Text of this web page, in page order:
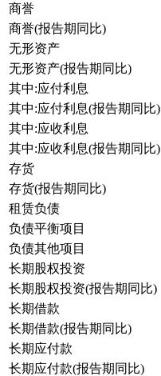
商誉
商誉(报告期同比)
无形资产
无形资产(报告期同比)
其中:应付利息
其中:应付利息(报告期同比)
其中:应收利息
其中:应收利息(报告期同比)
存货
存货(报告期同比)
租赁负债
负债平衡项目
负债其他项目
长期股权投资
长期股权投资(报告期同比)
长期借款
长期借款(报告期同比)
长期应付款
长期应付款(报告期同比)